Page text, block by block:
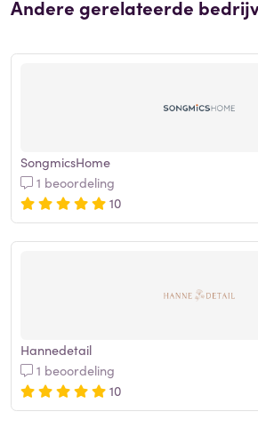
Andere gerelateerde
SongmicsHome
1 beoordeling
10
Hannedetail
1 beoordeling
10